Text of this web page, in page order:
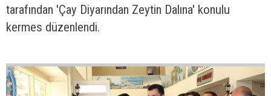
tarafından 'Çay Diyarından Zeytin Dalına' konulu
kermes düzenlendi.